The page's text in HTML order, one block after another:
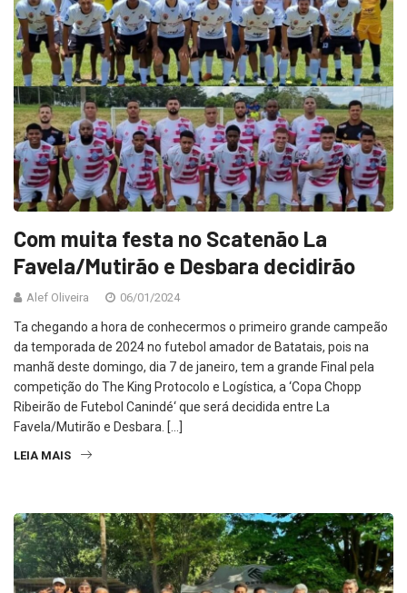
Com muita festa no Scatenão La
Favela/Mutirão e Desbara decidirão
Alef Oliveira 06/01/2024
Ta chegando a hora de conhecermos o primeiro grande campeão
da temporada de 2024 no futebol amador de Batatais, pois na
manhã deste domingo, dia 7 de janeiro, tem a grande Final pela
competição do The King Protocolo e Logística, a ‘Copa Chopp
Ribeirão de Futebol Canindé‘ que será decidida entre La
Favela/Mutirão e Desbara. […]
LEIA MAIS